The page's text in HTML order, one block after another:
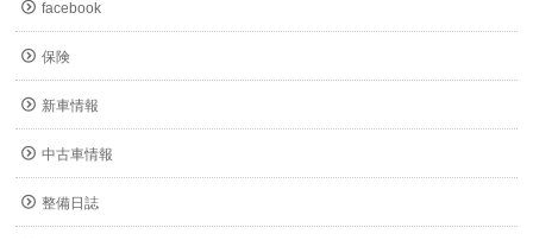
facebook
保険
新車情報
中古車情報
整備日誌